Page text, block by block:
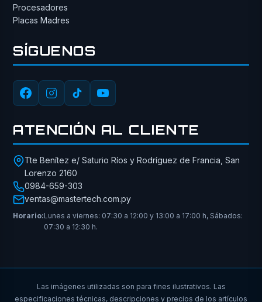
Procesadores
Placas Madres
SÍGUENOS
ATENCIÓN AL CLIENTE
Tte Benítez e/ Saturio Ríos y Rodríguez de Francia, San
Lorenzo 2160
0984-659-303
ventas@mastertech.com.py
Horario:Lunes a viernes: 07:30 a 12:00 y 13:00 a 17:00 h, Sábados:
07:30 a 12:30 h.
Las imágenes utilizadas son para fines ilustrativos. Las
especificaciones técnicas, descripciones y precios de los artículos